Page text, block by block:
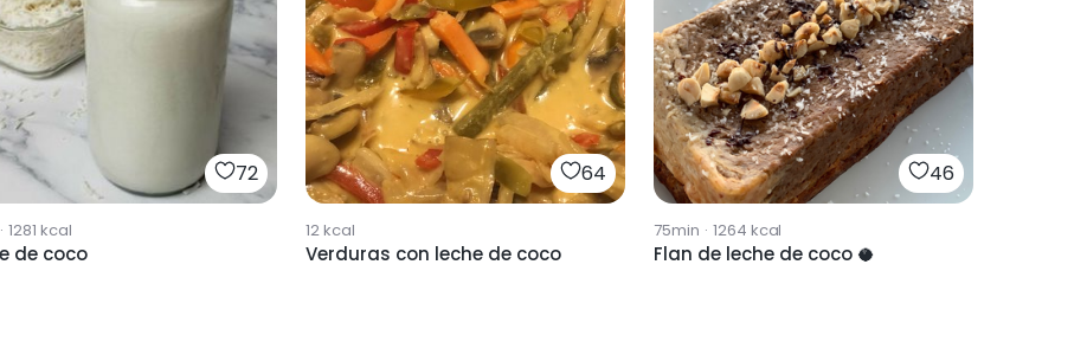
72
· 1281 kcal
de coco
64
12kcal
Verduras con leche de coco
46
75min · 1264 kcal
Flan de leche de coco 🥥